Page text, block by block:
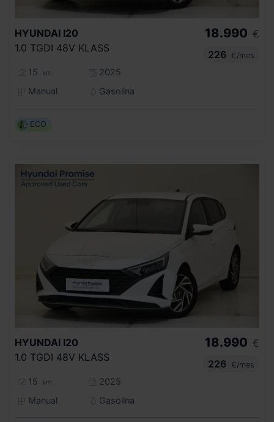
HYUNDAI I20
1.0 TGDI 48V KLASS
15 km
2025
Manual
Gasolina
18.990 €
226
€/mes
ECO
HYUNDAI I20
1.0 TGDI 48V KLASS
15 km
2025
Manual
Gasolina
18.990 €
226
€/mes